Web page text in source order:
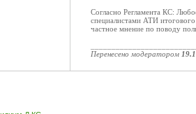
Согласно Регламента КС:
специалистами АТИ
частное мнение по поводу
Перенесено модератором